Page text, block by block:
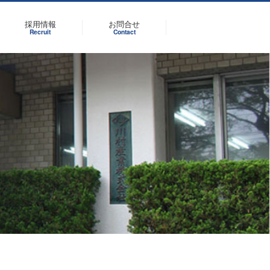
農業関連
「安心・安全」「減肥・減農
薬」「高品質・多収量」がテー
マです。
詳細を見る
包装・梱包・物流資材
製品の包装・梱包資材から物流
に欠かせない各種資材を取り揃
えています。
詳細を見る
会社沿革
当社の歴史と沿革をご紹介しま
す。
詳細を見る
企業行動規範
当社の企業・個人の行動規範で
す。
詳細を見る
採用情報
Recruit
お問合せ
Contact